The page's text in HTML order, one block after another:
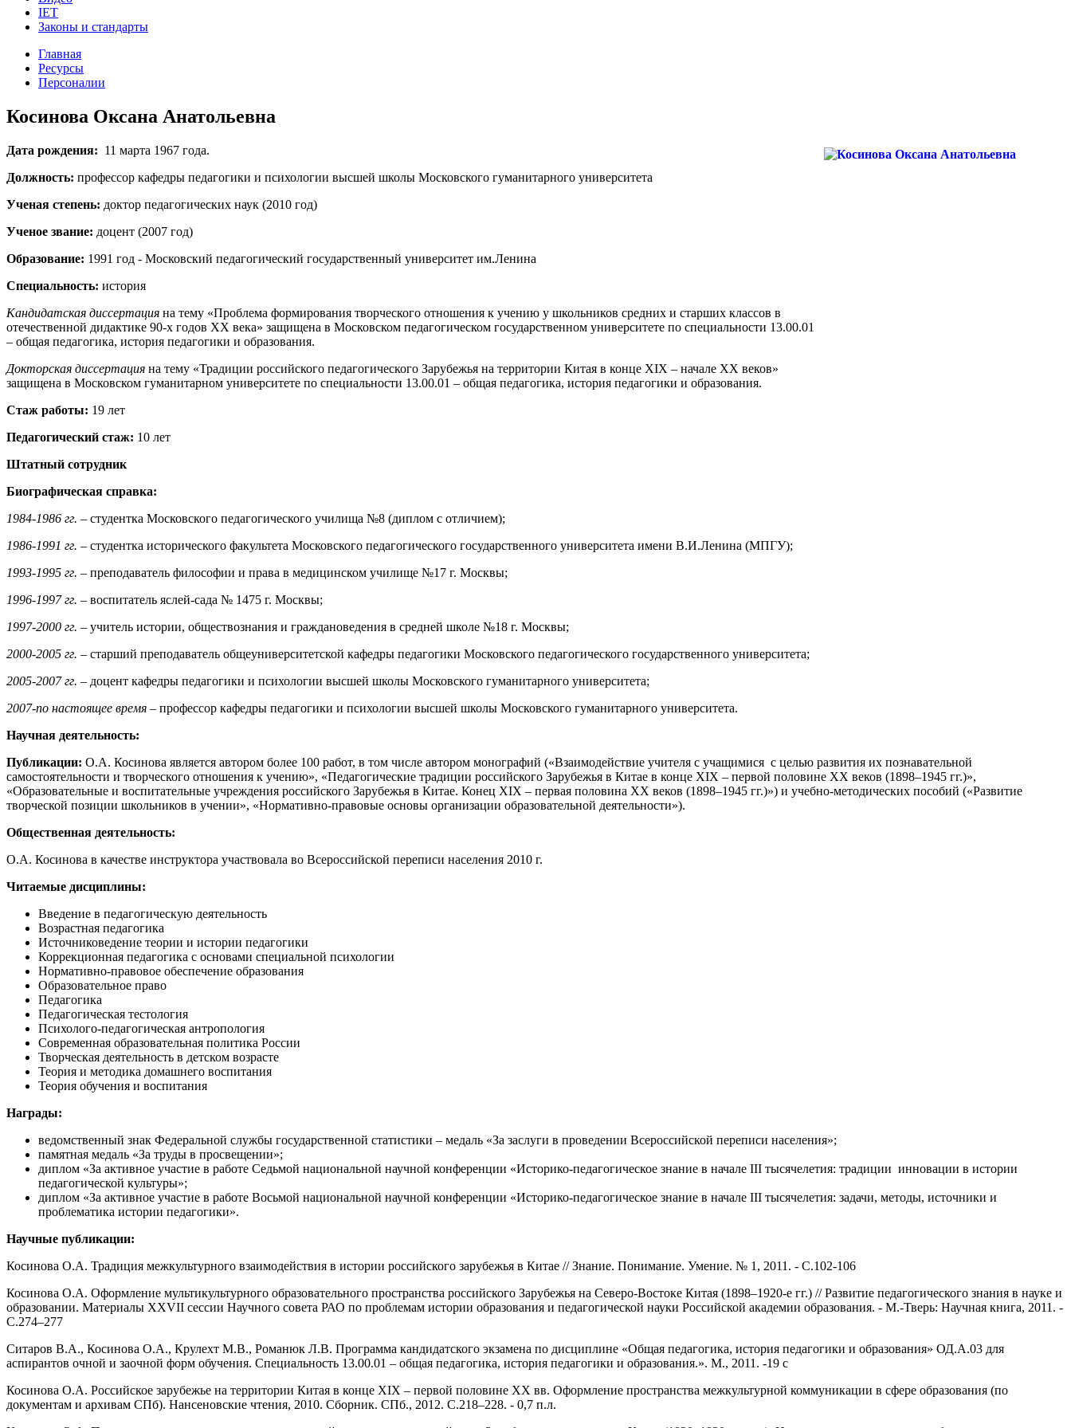
IET
Законы и стандарты
Главная
Ресурсы
Персоналии
Косинова Оксана Анатольевна
Дата рождения: 11 марта 1967 года.
Должность: профессор кафедры педагогики и психологии высшей школы Московского гуманитарного университета
Ученая степень: доктор педагогических наук (2010 год)
Ученое звание: доцент (2007 год)
Образование: 1991 год - Московский педагогический государственный университет им.Ленина
Специальность: история
Кандидатская диссертация на тему «Проблема формирования творческого отношения к учению у школьников средних и старших классов в
отечественной дидактике 90-х годов ХХ века» защищена в Московском педагогическом государственном университете по специальности 13.00.01
– общая педагогика, история педагогики и образования.
Докторская диссертация на тему «Традиции российского педагогического Зарубежья на территории Китая в конце XIX – начале ХХ веков»
защищена в Московском гуманитарном университете по специальности 13.00.01 – общая педагогика, история педагогики и образования.
Стаж работы: 19 лет
Педагогический стаж: 10 лет
Штатный сотрудник
Биографическая справка:
1984-1986 гг. – студентка Московского педагогического училища №8 (диплом с отличием);
1986-1991 гг. – студентка исторического факультета Московского педагогического государственного университета имени В.И.Ленина (МПГУ);
1993-1995 гг. – преподаватель философии и права в медицинском училище №17 г. Москвы;
1996-1997 гг. – воспитатель яслей-сада № 1475 г. Москвы;
1997-2000 гг. – учитель истории, обществознания и граждановедения в средней школе №18 г. Москвы;
2000-2005 гг. – старший преподаватель общеуниверситетской кафедры педагогики Московского педагогического государственного университета;
2005-2007 гг. – доцент кафедры педагогики и психологии высшей школы Московского гуманитарного университета;
2007-по настоящее время – профессор кафедры педагогики и психологии высшей школы Московского гуманитарного университета.
Научная деятельность:
Публикации: О.А. Косинова является автором более 100 работ, в том числе автором монографий («Взаимодействие учителя с учащимися с целью развития их познавательной
самостоятельности и творческого отношения к учению», «Педагогические традиции российского Зарубежья в Китае в конце XIX – первой половине XX веков (1898–1945 гг.)»,
«Образовательные и воспитательные учреждения российского Зарубежья в Китае. Конец XIX – первая половина XX веков (1898–1945 гг.)») и учебно-методических пособий («Развитие
творческой позиции школьников в учении», «Нормативно-правовые основы организации образовательной деятельности»).
Общественная деятельность:
О.А. Косинова в качестве инструктора участвовала во Всероссийской переписи населения 2010 г.
Читаемые дисциплины:
Введение в педагогическую деятельность
Возрастная педагогика
Источниковедение теории и истории педагогики
Коррекционная педагогика с основами специальной психологии
Нормативно-правовое обеспечение образования
Образовательное право
Педагогика
Педагогическая тестология
Психолого-педагогическая антропология
Современная образовательная политика России
Творческая деятельность в детском возрасте
Теория и методика домашнего воспитания
Теория обучения и воспитания
Награды:
ведомственный знак Федеральной службы государственной статистики – медаль «За заслуги в проведении Всероссийской переписи населения»;
памятная медаль «За труды в просвещении»;
диплом «За активное участие в работе Седьмой национальной научной конференции «Историко-педагогическое знание в начале III тысячелетия: традиции инновации в истории
педагогической культуры»;
диплом «За активное участие в работе Восьмой национальной научной конференции «Историко-педагогическое знание в начале III тысячелетия: задачи, методы, источники и
проблематика истории педагогики».
Научные публикации:
Косинова О.А. Традиция межкультурного взаимодействия в истории российского зарубежья в Китае // Знание. Понимание. Умение. № 1, 2011. - С.102-106
Косинова О.А. Оформление мультикультурного образовательного пространства российского Зарубежья на Северо-Востоке Китая (1898–1920-е гг.) // Развитие педагогического знания в науке и
образовании. Материалы XXVII сессии Научного совета РАО по проблемам истории образования и педагогической науки Российской академии образования. - М.-Тверь: Научная книга, 2011. -
С.274–277
Ситаров В.А., Косинова О.А., Крулехт М.В., Романюк Л.В. Программа кандидатского экзамена по дисциплине «Общая педагогика, история педагогики и образования» ОД.А.03 для
аспирантов очной и заочной форм обучения. Специальность 13.00.01 – общая педагогика, история педагогики и образования.». М., 2011. -19 с
Косинова О.А. Российское зарубежье на территории Китая в конце ХIХ – первой половине ХХ вв. Оформление пространства межкультурной коммуникации в сфере образования (по
документам и архивам СПб). Нансеновские чтения, 2010. Сборник. СПб., 2012. С.218–228. - 0,7 п.л.